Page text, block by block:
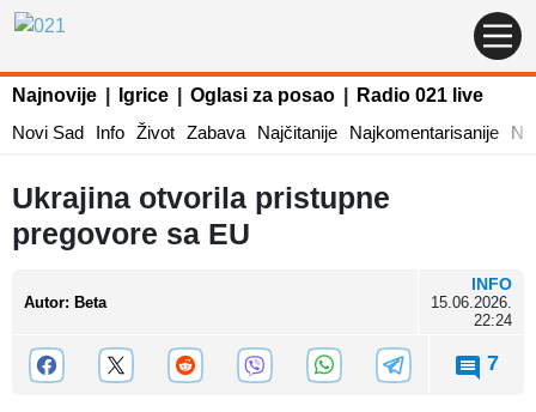
Najnovije Igrice Oglasi za posao
Radio 021 live
Novi Sad
Info Život Zabava Najčitanije Najkomentarisanije
Ukrajina otvorila pristupne
pregovore sa EU
Autor: Beta
INFO
15.06.2026.
22:24
7